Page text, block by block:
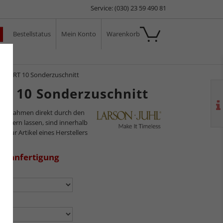
Service: (030) 23 59 490 81
Bestellstatus Mein Konto Warenkorb
ART 10 Sonderzuschnitt
10 Sonderzuschnitt
direkt durch den
lassen, sind innerhalb
nur Artikel eines Herstellers